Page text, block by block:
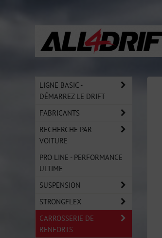
LIGNE BASIC -
DÉMARREZ LE DRIFT
FABRICANTS
RECHERCHE PAR
VOITURE
PRO LINE - PERFORMANCE
ULTIME
SUSPENSION
STRONGFLEX
CARROSSERIE DE
RENFORTS